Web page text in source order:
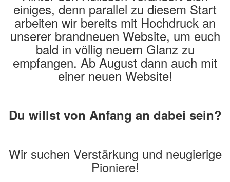
einiges, denn parallel zu diesem Start
arbeiten wir bereits mit Hochdruck an
unserer brandneuen Website, um euch
bald in völlig neuem Glanz zu
empfangen. Ab August dann auch mit
einer neuen Website!
Du willst von Anfang an dabei sein?
Wir suchen Verstärkung und neugierige
Pioniere!